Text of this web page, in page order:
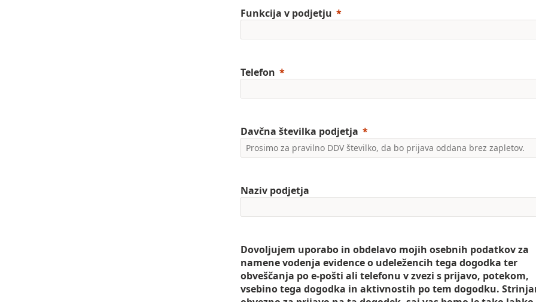
Funkcija v podjetju
Telefon
Davčna številka podjetja
Naziv podjetja
Dovoljujem uporabo in obdelavo mojih osebnih podatkov za
namene vodenja evidence o udeležencih tega dogodka ter
obveščanja po e-pošti ali telefonu v zvezi s prijavo, potekom,
vsebino tega dogodka in aktivnostih po tem dogodku.